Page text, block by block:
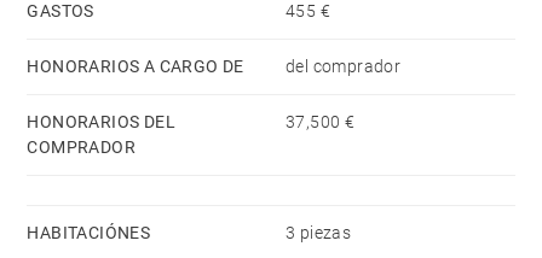
GASTOS 455 €
HONORARIOS A CARGO DE del comprador
HONORARIOS DEL
COMPRADOR
37,500 €
HABITACIÓNES 3 piezas